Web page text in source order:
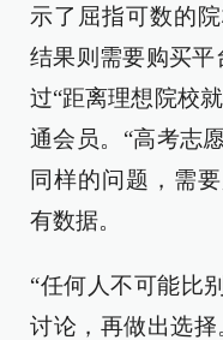
示了屈指可数的
结果则需要购买平
过“距离理想院校
通会员。“高考志
同样的问题，需
有数据。
“任何人不可能比
讨论，再做出选